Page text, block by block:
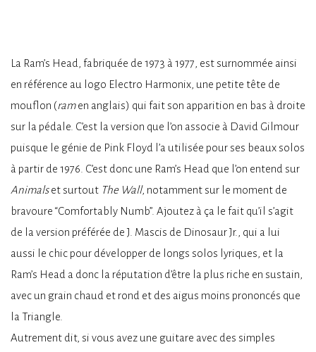
La Ram’s Head, fabriquée de 1973 à 1977, est surnommée ainsi
en référence au logo Electro Harmonix, une petite tête de
mouflon (ramen anglais) qui fait son apparition en bas à droite
sur la pédale. C’est la version que l’on associe à David Gilmour
puisque le génie de Pink Floyd l’a utilisée pour ses beaux solos
à partir de 1976. C’est donc une Ram’s Head que l’on entend sur
Animalset surtout The Wall, notamment sur le moment de
bravoure “Comfortably Numb”. Ajoutez à ça le fait qu’il s’agit
de la version préférée de J. Mascis de Dinosaur Jr., qui a lui
aussi le chic pour développer de longs solos lyriques, et la
Ram’s Head a donc la réputation d’être la plus riche en sustain,
avec un grain chaud et rond et des aigus moins prononcés que
la Triangle.
Autrement dit, si vous avez une guitare avec des simples